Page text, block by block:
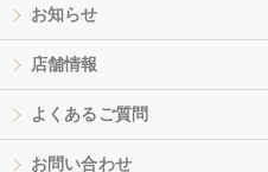
お知らせ
店舗情報
よくあるご質問
お問い合わせ